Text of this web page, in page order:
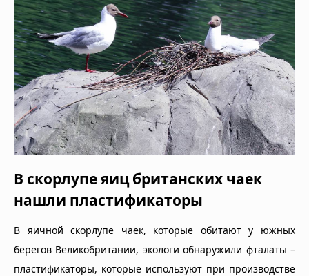
В скорлупе яиц британских чаек
нашли пластификаторы
В яичной скорлупе чаек, которые обитают у южных
берегов Великобритании, экологи обнаружили фталаты –
пластификаторы, которые используют при производстве